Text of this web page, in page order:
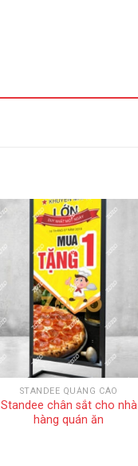
STANDEE QUẢNG CÁO
Standee chân sắt cho nhà
hàng quán ăn